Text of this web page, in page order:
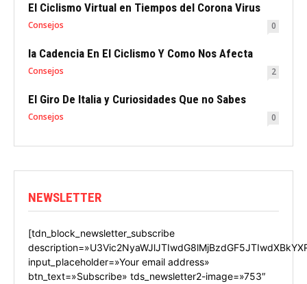
El Ciclismo Virtual en Tiempos del Corona Virus
Consejos 0
la Cadencia En El Ciclismo Y Como Nos Afecta
Consejos 2
El Giro De Italia y Curiosidades Que no Sabes
Consejos 0
NEWSLETTER
[tdn_block_newsletter_subscribe
input_placeholder=»Your email address»
btn_text=»Subscribe» tds_newsletter2-image=»753″